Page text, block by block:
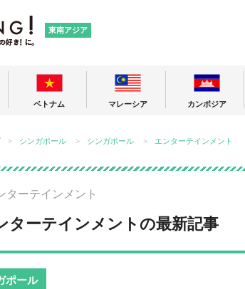
東南アジア
ベトナム マレーシア カンボジア
シンガポール シンガポール エンターテインメント
ターテインメント
ターテインメントの最新記事
ポール